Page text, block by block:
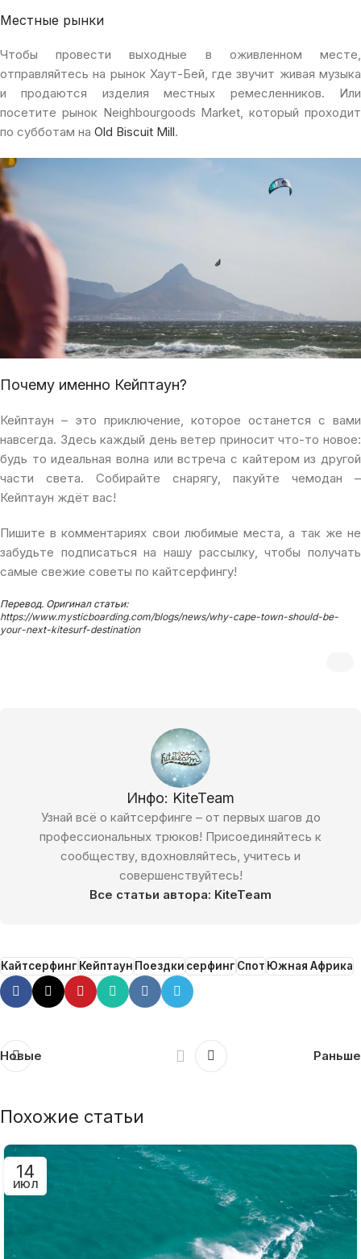
Местные рынки
Чтобы провести выходные в оживленном месте,
отправляйтесь на рынок Хаут-Бей, где звучит живая музыка
и продаются изделия местных ремесленников. Или
посетите рынок Neighbourgoods Market, который проходит
по субботам на Old Biscuit Mill.
Почему именно Кейптаун?
Кейптаун – это приключение, которое останется с вами
навсегда. Здесь каждый день ветер приносит что-то новое:
будь то идеальная волна или встреча с кайтером из другой
части света. Собирайте снарягу, пакуйте чемодан –
Кейптаун ждёт вас!
Пишите в комментариях свои любимые места, а так же не
забудьте подписаться на нашу рассылку, чтобы получать
самые свежие советы по кайтсерфингу!
Перевод. Оригинал статьи:
https://www.mysticboarding.com/blogs/news/why-cape-town-should-be-
your-next-kitesurf-destination
Инфо: KiteTeam
Узнай всё о кайтсерфинге – от первых шагов до
профессиональных трюков! Присоединяйтесь к
сообществу, вдохновляйтесь, учитесь и
совершенствуйтесь!
Все статьи автора: KiteTeam
КайтсерфингКейптаунПоездкисерфингСпотЮжная Африка
Новые Раньше
Похожие статьи
14
ИЮЛ